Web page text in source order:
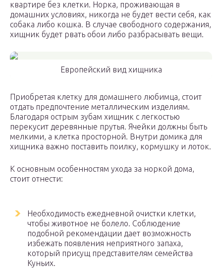
квартире без клетки. Норка, проживающая в
домашних условиях, никогда не будет вести себя, как
собака либо кошка. В случае свободного содержания,
хищник будет рвать обои либо разбрасывать вещи.
Европейский вид хищника
Приобретая клетку для домашнего любимца, стоит
отдать предпочтение металлическим изделиям.
Благодаря острым зубам хищник с легкостью
перекусит деревянные прутья. Ячейки должны быть
мелкими, а клетка просторной. Внутри домика для
хищника важно поставить поилку, кормушку и лоток.
К основным особенностям ухода за норкой дома,
стоит отнести:
Необходимость ежедневной очистки клетки,
чтобы животное не болело. Соблюдение
подобной рекомендации дает возможность
избежать появления неприятного запаха,
который присущ представителям семейства
Куньих.